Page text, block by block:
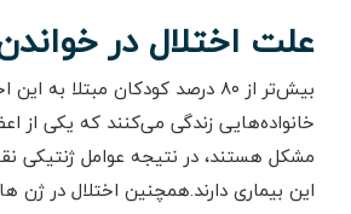
علت اختلال در
بیش‌تر از ۸۰ درصد کودکان مبتلا به
خانواده‌هایی زندگی می‌کنند که یکی از
مشکل هستند، در نتیجه عوامل ژنتیکی
این بیماری دارند.همچنین اختلال در ژن